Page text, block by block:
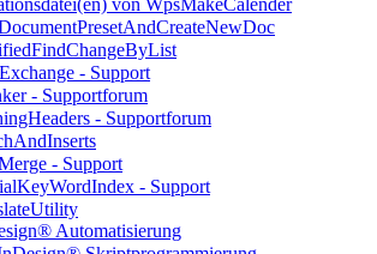
von WpsMakeCalender
- Support
- Supportforum
- Supportforum
- Support
- Support
Automatisierung